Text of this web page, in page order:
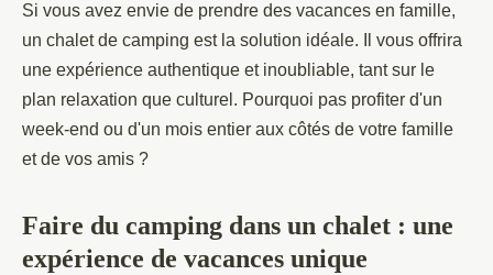
Si vous avez envie de prendre des vacances en famille,
un chalet de camping est la solution idéale. Il vous offrira
une expérience authentique et inoubliable, tant sur le
plan relaxation que culturel. Pourquoi pas profiter d'un
week-end ou d'un mois entier aux côtés de votre famille
et de vos amis ?
Faire du camping dans un chalet : une
expérience de vacances unique